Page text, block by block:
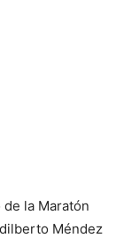
la Maratón
Méndez